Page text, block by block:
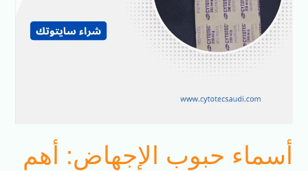
أسماء حبوب الإجهاض: أهم
طريقة
استخدامها